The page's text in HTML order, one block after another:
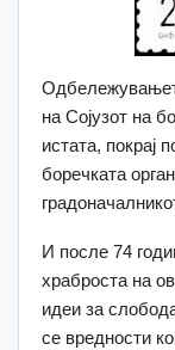
на Сојузот на
истата, покрај
боречката
И после 74
храброста на
идеи за
се вредности